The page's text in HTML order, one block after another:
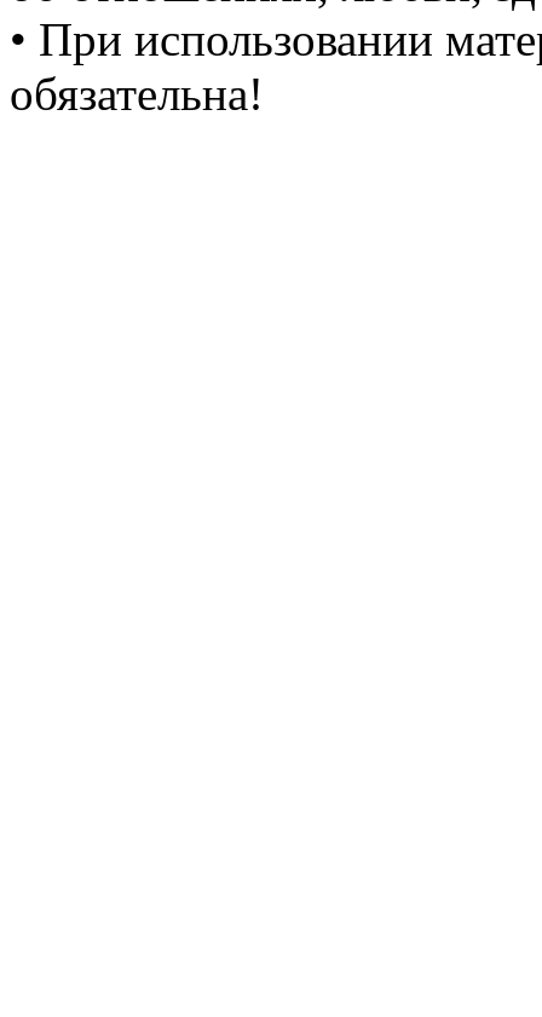
• При использовании
обязательна!